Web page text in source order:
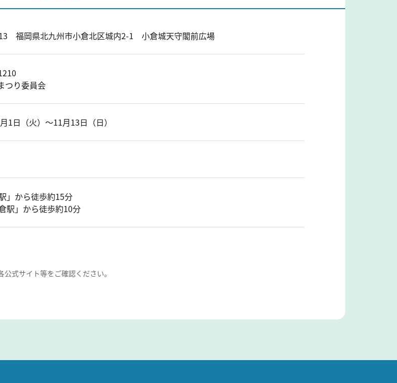
福岡県北九州市小倉北区城内2-1 小倉城天守閣前広場
つり委員会
1日（火）～11月13日（日）
」から徒歩約15分
駅」から徒歩約10分
式サイト等をご確認ください。